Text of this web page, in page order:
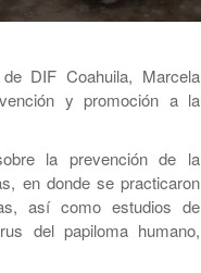
DIF Coahuila, Marcela
y promoción a la
la prevención de la
en donde se practicaron
así como estudios de
del papiloma humano,